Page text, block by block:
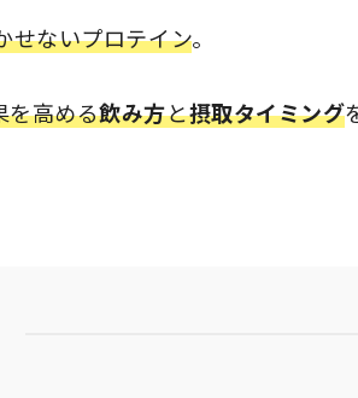
せないプロテイン。
を高める飲み方と摂取タイミング